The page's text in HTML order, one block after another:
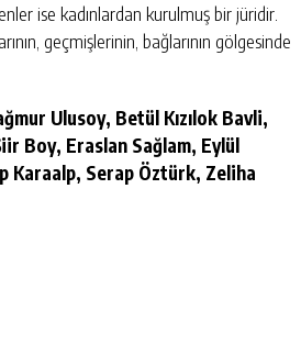
ise kadınlardan kurulmuş bir jüridir.
geçmişlerinin, bağlarının gölgesinde
Ulusoy, Betül Kızılok Bavli,
Boy, Eraslan Sağlam, Eylül
Karaalp, Serap Öztürk, Zeliha